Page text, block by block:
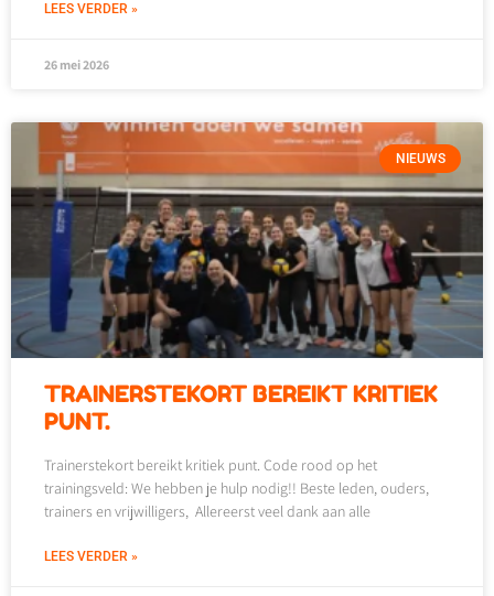
LEES VERDER »
26 mei 2026
NIEUWS
TRAINERSTEKORT BEREIKT KRITIEK
PUNT.
Trainerstekort bereikt kritiek punt. Code rood op het
trainingsveld: We hebben je hulp nodig!! Beste leden, ouders,
trainers en vrijwilligers, Allereerst veel dank aan alle
LEES VERDER »